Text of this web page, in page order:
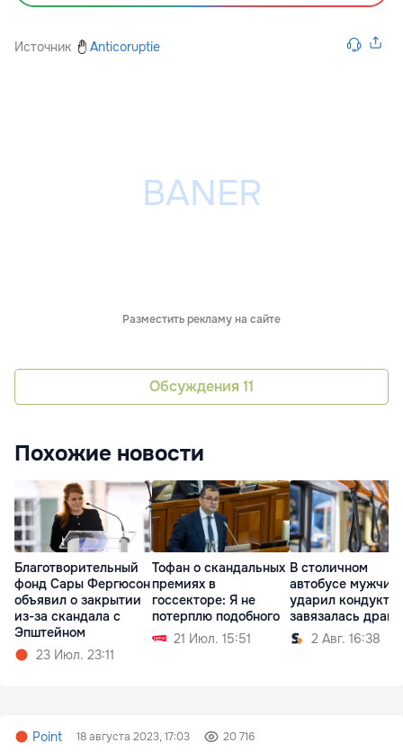
Источник Anticoruptie
Разместить рекламу на сайте
Обсуждения 11
Похожие новости
Благотворительный
фонд Сары Фергюсон
объявил о закрытии
из-за скандала с
Эпштейном
23 Июл. 23:11
Тофан о скандальных
премиях в
госсекторе: Я не
потерплю подобного
21 Июл. 15:51
В столичном
автобусе
ударил
завязалась драка
2 Авг. 16:38
Point 18 августа 2023, 17:03 20 716